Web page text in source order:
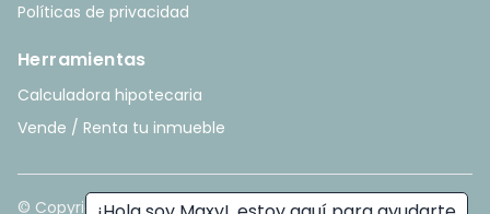
Políticas de privacidad
Herramientas
Calculadora hipotecaria
Vende / Renta tu inmueble
© Copyright2026. All rights reserved. - Hecho con ❤️ por